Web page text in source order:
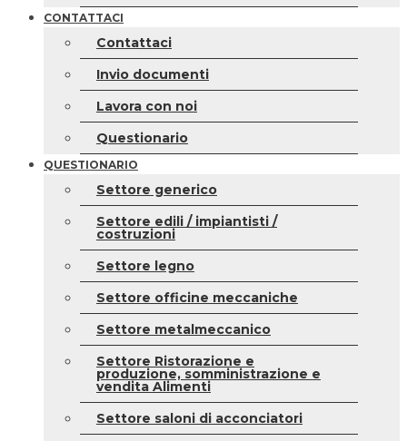
CONTATTACI
Contattaci
Invio documenti
Lavora con noi
Questionario
QUESTIONARIO
Settore generico
Settore edili / impiantisti /
costruzioni
Settore legno
Settore officine meccaniche
Settore metalmeccanico
Settore Ristorazione e
produzione, somministrazione e
vendita Alimenti
Settore saloni di acconciatori